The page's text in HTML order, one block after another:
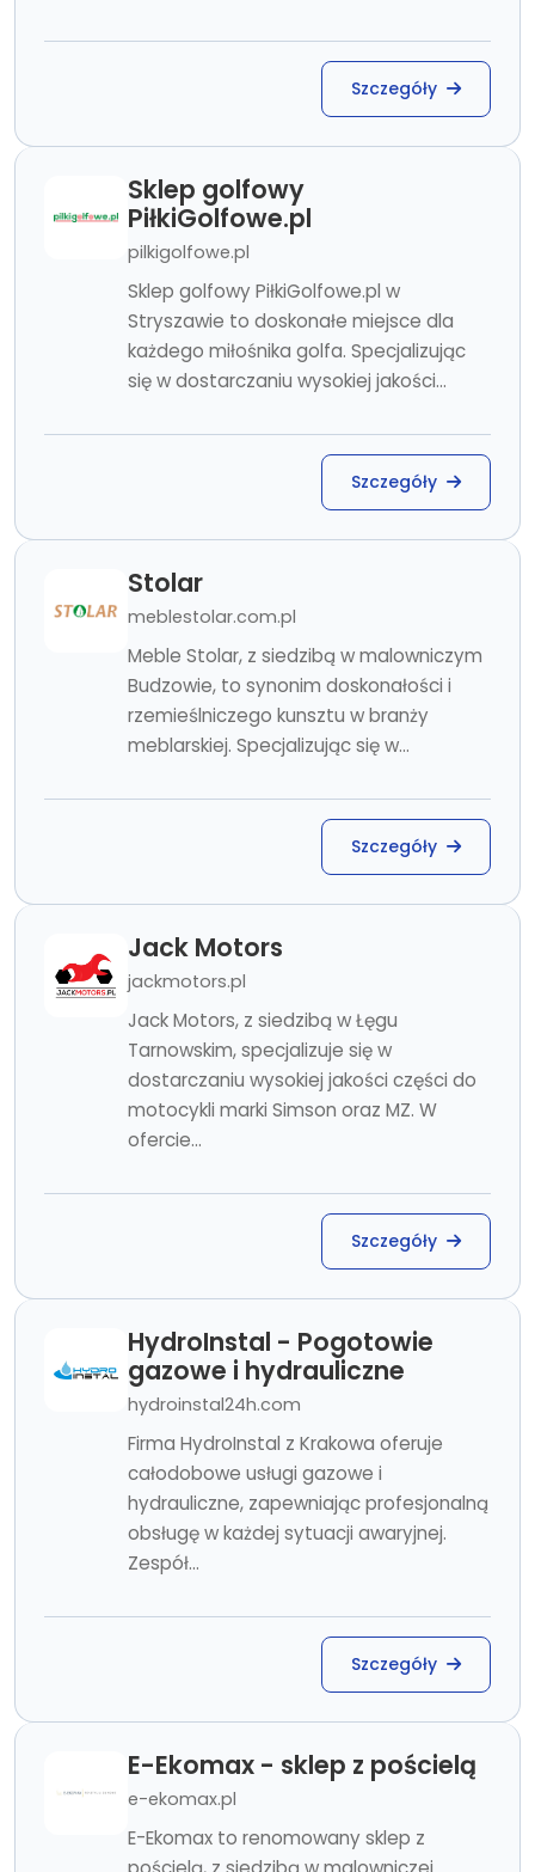
Szczegóły
Sklep golfowy
PiłkiGolfowe.pl
pilkigolfowe.pl
Sklep golfowy PiłkiGolfowe.pl w
Stryszawie to doskonałe miejsce dla
każdego miłośnika golfa. Specjalizując
się w dostarczaniu wysokiej jakości...
Szczegóły
Stolar
meblestolar.com.pl
Meble Stolar, z siedzibą w malowniczym
Budzowie, to synonim doskonałości i
rzemieślniczego kunsztu w branży
meblarskiej. Specjalizując się w...
Szczegóły
Jack Motors
jackmotors.pl
Jack Motors, z siedzibą w Łęgu
Tarnowskim, specjalizuje się w
dostarczaniu wysokiej jakości części do
motocykli marki Simson oraz MZ. W
ofercie...
Szczegóły
HydroInstal - Pogotowie
gazowe i hydrauliczne
hydroinstal24h.com
Firma HydroInstal z Krakowa oferuje
całodobowe usługi gazowe i
hydrauliczne, zapewniając profesjonalną
obsługę w każdej sytuacji awaryjnej.
Zespół...
Szczegóły
E-Ekomax - sklep z pościelą
e-ekomax.pl
E-Ekomax to renomowany sklep z